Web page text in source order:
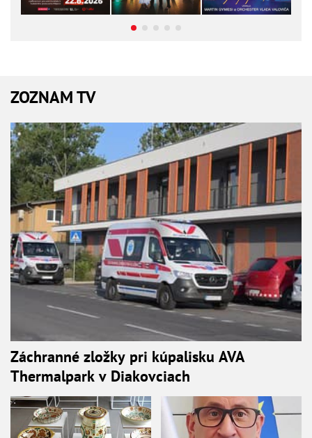
ZOZNAM TV
Záchranné zložky pri kúpalisku AVA
Thermalpark v Diakovciach